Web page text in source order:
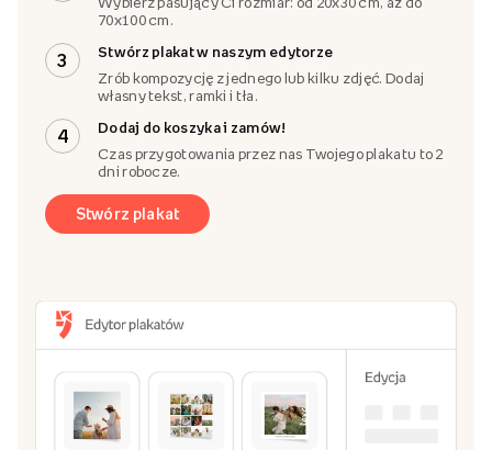
70x100 cm.
3
Stwórz plakat w naszym edytorze
Zrób kompozycję z jednego lub kilku zdjęć. Dodaj
własny tekst, ramki i tła.
4
Dodaj do koszyka i zamów!
Czas przygotowania przez nas Twojego plakatu to 2
dni robocze.
Stwórz plakat